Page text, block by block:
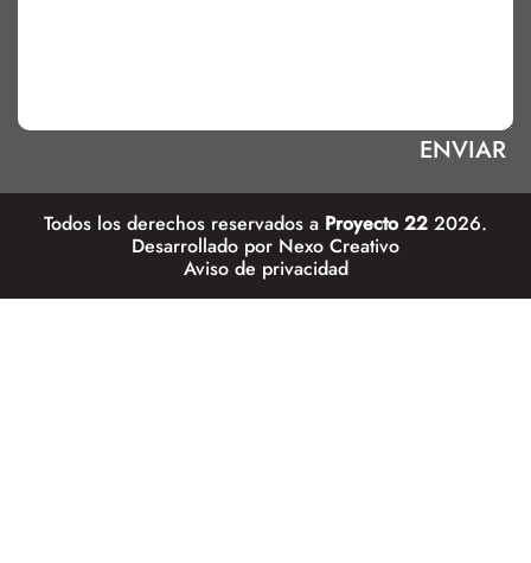
Todos los derechos reservados a Proyecto 22 2026.
Desarrollado por Nexo Creativo
Aviso de privacidad